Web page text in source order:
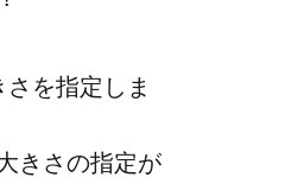
を指定しま
きさの指定が